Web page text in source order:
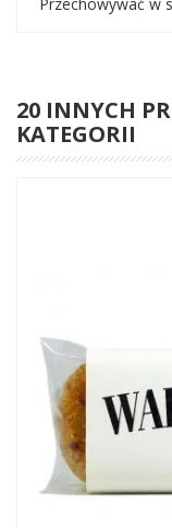
20 INNYCH
KATEGORII